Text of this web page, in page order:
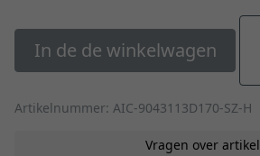
In de de winkelwagen
Artikelnummer: AIC-9043113D170-SZ-H
Vragen over artikel